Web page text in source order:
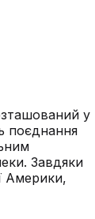
у
поєднання
Завдяки
Америки,